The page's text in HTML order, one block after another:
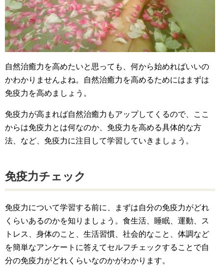
自然治癒力を高めたいと思っても、何から始めればいいの
かわかりませんよね。自然治癒力を高めるためにはまずは
免疫力を高めましょう。
免疫力が高まれば自然治癒力もアップしてくるので、ここ
からは免疫力とは何なのか、免疫力を高める具体的な方
法、など、免疫力に注目して学習していきましょう。
免疫力チェック
免疫力について学習する前に、まずは自分の免疫力がどれ
くらいあるのかを知りましょう。食生活、睡眠、運動、ス
トレス、身体のこと、生活習慣、社会的なこと、体調など
を簡単なアンケートに答えてセルフチェックすることで自
分の免疫力がどれくらいなのかがわかります。